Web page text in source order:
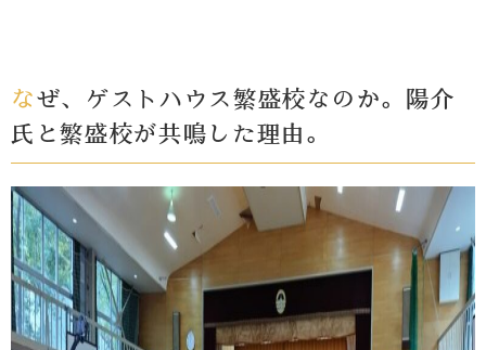
なぜ、ゲストハウス繁盛校なのか。陽介
氏と繁盛校が共鳴した理由。